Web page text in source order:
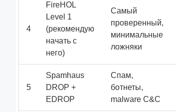
4
FireHOL
Level 1
(рекомендую
начать с
него)
Самый
проверенный,
минимальные
ложняки
5
Spamhaus
DROP +
EDROP
Спам,
ботнеты,
malware C&C